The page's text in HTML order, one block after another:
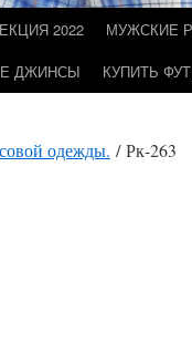
2022 МУЖСКИЕ
ДЖИНСЫ
КУПИТЬ
одежды. / Рк-263